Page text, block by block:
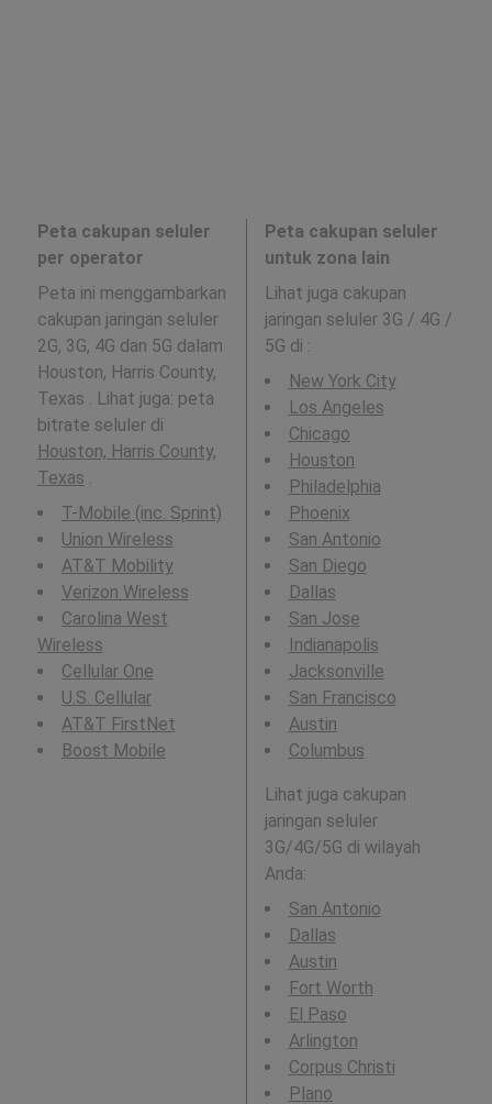
Peta cakupan seluler
per operator
Peta ini menggambarkan
cakupan jaringan seluler
2G, 3G, 4G dan 5G dalam
Houston, Harris County,
Texas . Lihat juga: peta
bitrate seluler di
Houston, Harris County,
Texas .
T-Mobile (inc. Sprint)
Union Wireless
AT&T Mobility
Verizon Wireless
Carolina West
Wireless
Cellular One
U.S. Cellular
AT&T FirstNet
Boost Mobile
Peta cakupan seluler
untuk zona lain
Lihat juga cakupan
jaringan seluler 3G / 4G /
5G di :
New York City
Los Angeles
Chicago
Houston
Philadelphia
Phoenix
San Antonio
San Diego
Dallas
San Jose
Indianapolis
Jacksonville
San Francisco
Austin
Columbus
Lihat juga cakupan
jaringan seluler
3G/4G/5G di wilayah
Anda:
San Antonio
Dallas
Austin
Fort Worth
El Paso
Arlington
Corpus Christi
Plano